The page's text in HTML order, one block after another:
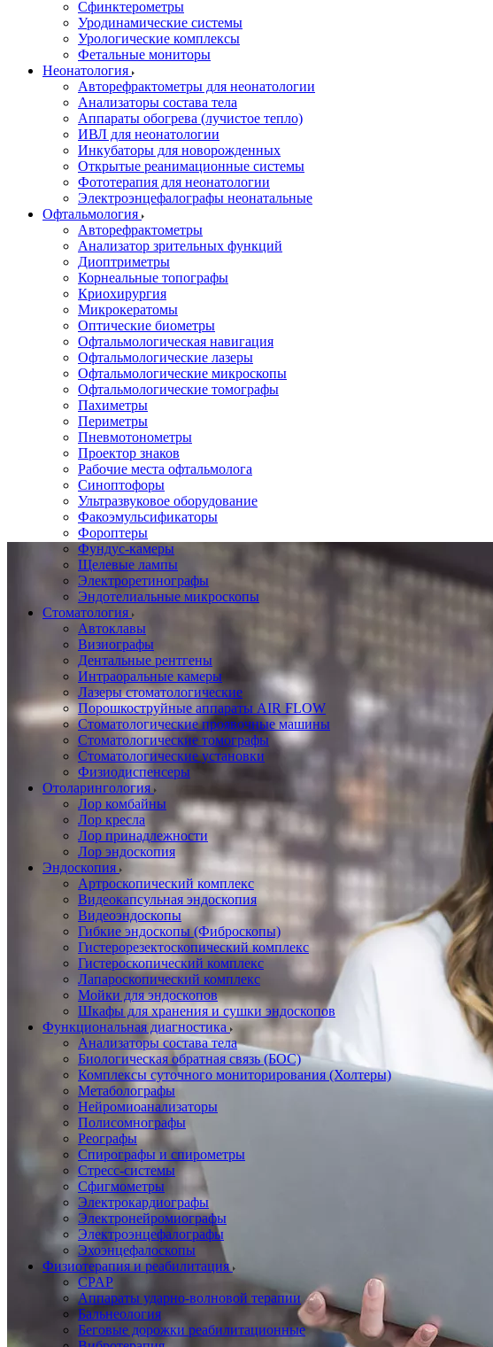
Сфинктерометры
Уродинамические системы
Урологические комплексы
Фетальные мониторы
Неонатология
Авторефрактометры для неонатологии
Анализаторы состава тела
Аппараты обогрева (лучистое тепло)
ИВЛ для неонатологии
Инкубаторы для новорожденных
Открытые реанимационные системы
Фототерапия для неонатологии
Электроэнцефалографы неонатальные
Офтальмология
Авторефрактометры
Анализатор зрительных функций
Диоптриметры
Корнеальные топографы
Криохирургия
Микрокератомы
Оптические биометры
Офтальмологическая навигация
Офтальмологические лазеры
Офтальмологические микроскопы
Офтальмологические томографы
Пахиметры
Периметры
Пневмотонометры
Проектор знаков
Рабочие места офтальмолога
Синоптофоры
Ультразвуковое оборудование
Факоэмульсификаторы
Фороптеры
Фундус-камеры
Щелевые лампы
Электроретинографы
Эндотелиальные микроскопы
Стоматология
Автоклавы
Визиографы
Дентальные рентгены
Интраоральные камеры
Лазеры стоматологические
Порошкоструйные аппараты AIR FLOW
Стоматологические проявочные машины
Стоматологические томографы
Стоматологические установки
Физиодиспенсеры
Отоларингология
Лор комбайны
Лор кресла
Лор принадлежности
Лор эндоскопия
Эндоскопия
Артроскопический комплекс
Видеокапсульная эндоскопия
Видеоэндоскопы
Гибкие эндоскопы (Фиброcкопы)
Гистерорезектоскопический комплекс
Гистероскопический комплекс
Лапароскопический комплекс
Мойки для эндоскопов
Шкафы для хранения и сушки эндоскопов
Функциональная диагностика
Анализаторы состава тела
Биологическая обратная связь (БОС)
Комплексы суточного мониторирования (Холтеры)
Метаболографы
Нейромиоанализаторы
Полисомнографы
Реографы
Спирографы и спирометры
Стресс-системы
Сфигмометры
Электрокардиографы
Электронейромиографы
Электроэнцефалографы
Эхоэнцефалоскопы
Физиотерапия и реабилитация
CPAP
Аппараты ударно-волновой терапии
Бальнеология
Беговые дорожки реабилитационные